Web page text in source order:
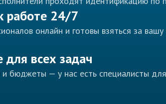
работе 24/7
онлайн и готовы взяться за вашу
для всех задач
бюджеты — у нас есть специалисты